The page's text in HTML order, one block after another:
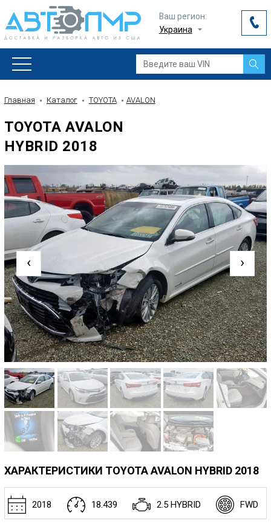
Ваш регион:
Украина
Главная Каталог TOYOTA AVALON
TOYOTA AVALON
HYBRID 2018
‹ ›
ХАРАКТЕРИСТИКИ TOYOTA AVALON HYBRID 2018
2018 18.439 2.5 HYBRID FWD